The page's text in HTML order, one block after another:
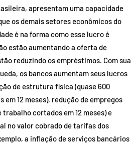
apresentam uma capacidade
os demais setores econômicos do
é na forma como esse lucro é
estão aumentando a oferta de
reduzindo os empréstimos. Com sua
os bancos aumentam seus lucros
de estrutura física (quase 600
em 12 meses), redução de empregos
trabalho cortados em 12 meses) e
no valor cobrado de tarifas dos
a inflação de serviços bancários